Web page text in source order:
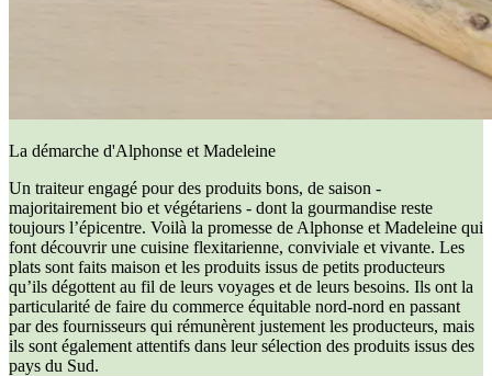
La démarche d'Alphonse et Madeleine
Un traiteur engagé pour des produits bons, de saison -
majoritairement bio et végétariens - dont la gourmandise reste
toujours l’épicentre. Voilà la promesse de Alphonse et Madeleine qui
font découvrir une cuisine flexitarienne, conviviale et vivante. Les
plats sont faits maison et les produits issus de petits producteurs
qu’ils dégottent au fil de leurs voyages et de leurs besoins. Ils ont la
particularité de faire du commerce équitable nord-nord en passant
par des fournisseurs qui rémunèrent justement les producteurs, mais
ils sont également attentifs dans leur sélection des produits issus des
pays du Sud.